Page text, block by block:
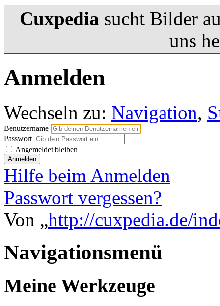
Cuxpedia sucht Bilder
uns
Anmelden
Wechseln zu: Navigation,
Benutzername
Passwort
Angemeldet bleiben
Hilfe beim Anmelden
Passwort vergessen?
Von „http://cuxpedia.de/
Navigationsmenü
Meine Werkzeuge